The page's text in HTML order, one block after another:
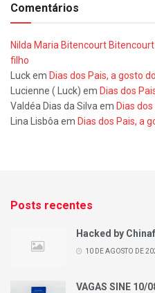
Comentários
Nilda Maria Bitencourt Bitencourt
filho
Luckem Dias dos Pais, a gosto
Lucienne ( Luck) em Dias dos
Valdéa Dias da Silva em Dias
Lina Lisbôa em Dias dos Pais, a
Posts recentes
Hacked by
10 DE AGOSTO DE
VAGAS SINE 10/